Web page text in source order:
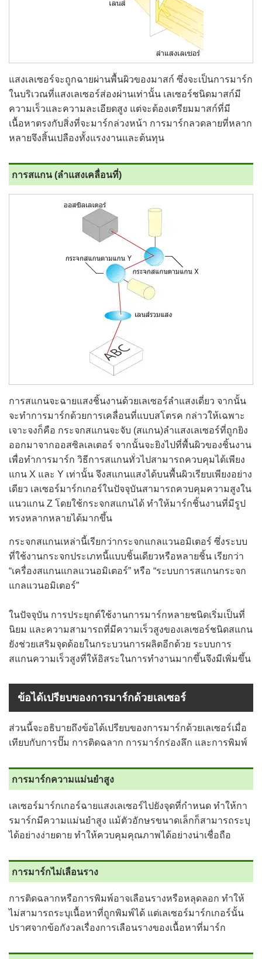
แสงเลเซอร์จะถูกฉายผ่านพื้นผิวของมาสก์ ซึ่งจะเป็นการมาร์ก
ในบริเวณที่แสงเลเซอร์ส่องผ่านเท่านั้น เลเซอร์ชนิดมาสก์มี
ความเร็วและความละเอียดสูง แต่จะต้องเตรียมมาสก์ที่มี
เนื้อหาตรงกับสิ่งที่จะมาร์กล่วงหน้า การมาร์กลวดลายที่หลาก
หลายจึงสิ้นเปลืองทั้งแรงงานและต้นทุน
การสแกน(ลำแสงเคลื่อนที่)
การสแกนจะฉายแสงชิ้นงานด้วยเลเซอร์ลำแสงเดี่ยว จากนั้น
จะทำการมาร์กด้วยการเคลื่อนที่แบบสโตรค กล่าวให้เฉพาะ
เจาะจงก็คือ กระจกสแกนจะจับ (สแกน)ลำแสงเลเซอร์ที่ถูกยิง
ออกมาจากออสซิลเลเตอร์ จากนั้นจะยิงไปที่พื้นผิวของชิ้นงาน
เพื่อทำการมาร์ก วิธีการสแกนทั่วไปสามารถควบคุมได้เพียง
แกน X และ Y เท่านั้น จึงสแกนแสงได้บนพื้นผิวเรียบเพียงอย่าง
เดียว เลเซอร์มาร์กเกอร์ในปัจจุบันสามารถควบคุมความสูงใน
แนวแกน Z โดยใช้กระจกสแกนได้ ทำให้มาร์กชิ้นงานที่มีรูป
ทรงหลากหลายได้มากขึ้น
กระจกสแกนเหล่านี้เรียกว่ากระจกแกลแวนอมิเตอร์ ซึ่งระบบ
ที่ใช้งานกระจกประเภทนี้แบบชิ้นเดียวหรือหลายชิ้น เรียกว่า
“เครื่องสแกนแกลแวนอมิเตอร์” หรือ “ระบบการสแกนกระจก
แกลแวนอมิเตอร์”
ในปัจจุบัน การประยุกต์ใช้งานการมาร์กหลายชนิดเริ่มเป็นที่
นิยม และความสามารถที่มีความเร็วสูงของเลเซอร์ชนิดสแกน
ยังช่วยเสริมจุดด้อยในกระบวนการผลิตอีกด้วย ระบบการ
สแกนความเร็วสูงที่ให้อิสระในการทำงานมากขึ้นจึงมีเพิ่มขึ้น
ข้อได้เปรียบของการมาร์กด้วยเลเซอร์
ส่วนนี้จะอธิบายถึงข้อได้เปรียบของการมาร์กด้วยเลเซอร์เมื่อ
เทียบกับการปั๊ม การติดฉลาก การมาร์กร่องลึก และการพิมพ์
การมาร์กความแม่นยำสูง
เลเซอร์มาร์กเกอร์ฉายแสงเลเซอร์ไปยังจุดที่กำหนด ทำให้กา
รมาร์กมีความแม่นยำสูง แม้ตัวอักษรขนาดเล็กก็สามารถระบุ
ได้อย่างง่ายดาย ทำให้ควบคุมคุณภาพได้อย่างน่าเชื่อถือ
การมาร์กไม่เลือนราง
การติดฉลากหรือการพิมพ์อาจเลือนรางหรือหลุดลอก ทำให้
ไม่สามารถระบุเนื้อหาที่ถูกพิมพ์ได้ แต่เลเซอร์มาร์กเกอร์นั้น
ปราศจากข้อกังวลเรื่องการเลือนรางของเนื้อหาที่มาร์ก